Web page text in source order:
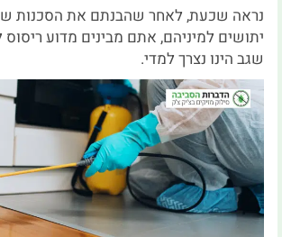
נראה שכעת, לאחר שהבנתם את הסכנות
יתושים למיניהם, אתם מבינים מדוע ריסוס
שגב הינו נצרך למדי.